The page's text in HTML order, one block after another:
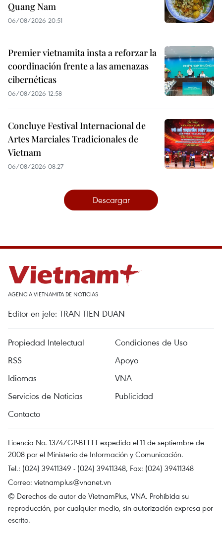
Quang Nam
06/08/2026 20:51
Premier vietnamita insta a reforzar la
coordinación frente a las amenazas
cibernéticas
06/08/2026 12:58
Concluye Festival Internacional de
Artes Marciales Tradicionales de
Vietnam
06/08/2026 08:27
Descargar
AGENCIA VIETNAMITA DE NOTICIAS
Editor en jefe: TRAN TIEN DUAN
Propiedad Intelectual
Condiciones de Uso
RSS
Apoyo
Idiomas
VNA
Servicios de Noticias
Publicidad
Contacto
Licencia No. 1374/GP-BTTTT expedida el 11 de septiembre de
2008 por el Ministerio de Información y Comunicación.
Tel.: (024) 39411349 - (024) 39411348, Fax: (024) 39411348
Correo: vietnamplus@vnanet.vn
© Derechos de autor de VietnamPlus, VNA. Prohibida su
reproducción, por cualquier medio, sin autorización expresa por
escrito.